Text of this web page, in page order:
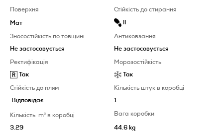
Поверхня
Мат
Стійкість до стирання
Зносостійкість по товщині
Не застосовується
Антиковзання
Не застосовується
Ректифікація
Так
Морозостійкість
Так
Стійкість до плям
Відповідає
Кількість штук в коробці
1
Кількість m2 в коробці
3.29
Вага коробки
44.6 kg